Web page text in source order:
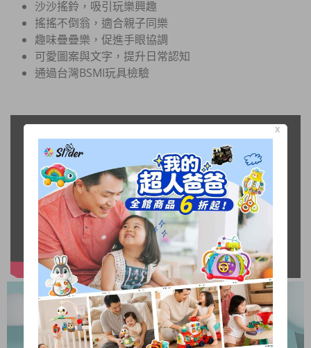
沙沙搖鈴，吸引玩樂興趣
搖搖不倒翁，適合親子同樂
趣味疊疊樂，促進手眼協調
可愛圖案與文字，提升日常認知
通過台灣BSMI玩具檢驗
X